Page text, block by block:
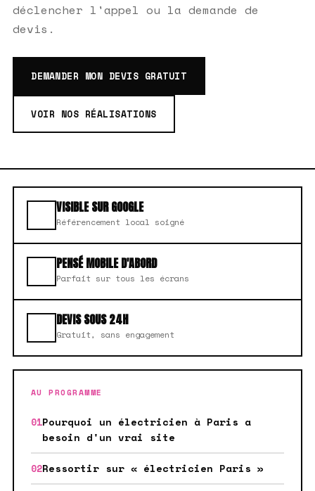
déclencher l'appel ou la demande de
devis.
DEMANDER MON DEVIS GRATUIT
VOIR NOS RÉALISATIONS
VISIBLE SUR GOOGLE
Référencement local soigné
PENSÉ MOBILE D'ABORD
Parfait sur tous les écrans
DEVIS SOUS 24H
Gratuit, sans engagement
AU PROGRAMME
Pourquoi un électricien à Paris a
besoin d'un vrai site
Ressortir sur « électricien Paris »